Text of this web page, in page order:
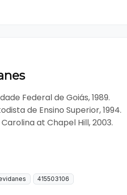
Federal de Goiás, 1989.
de Ensino Superior, 1994.
at Chapel Hill, 2003.
415503106